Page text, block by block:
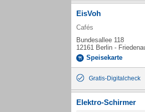
EisVoh
Cafés
Bundesallee 118
12161 Berlin -
Speisekarte
Gratis-Digitalcheck
Elektro-Schirmer